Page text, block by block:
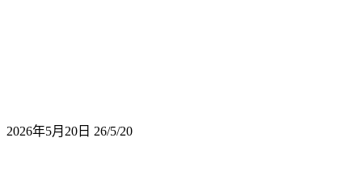
2026年5月20日 26/5/20